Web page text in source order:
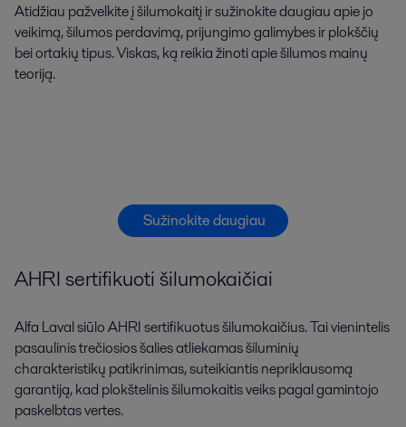
Atidžiau pažvelkite į šilumokaitį ir sužinokite daugiau apie jo
veikimą, šilumos perdavimą, prijungimo galimybes ir plokščių
bei ortakių tipus. Viskas, ką reikia žinoti apie šilumos mainų
teoriją.
Sužinokite daugiau
AHRI sertifikuoti šilumokaičiai
Alfa Laval siūlo AHRI sertifikuotus šilumokaičius. Tai vienintelis
pasaulinis trečiosios šalies atliekamas šiluminių
charakteristikų patikrinimas, suteikiantis nepriklausomą
garantiją, kad plokštelinis šilumokaitis veiks pagal gamintojo
paskelbtas vertes.